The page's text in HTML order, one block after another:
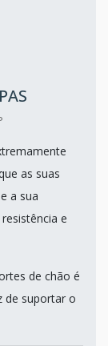
as suas
a sua
e
de chão é
de suportar o